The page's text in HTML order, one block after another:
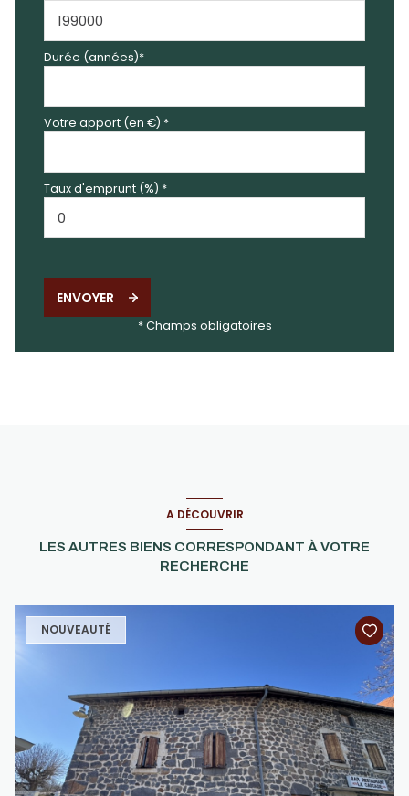
Durée (années)*
Votre apport (en €) *
Taux d'emprunt (%) *
ENVOYER
* Champs obligatoires
A DÉCOUVRIR
LES AUTRES BIENS CORRESPONDANT À VOTRE
RECHERCHE
NOUVEAUTÉ